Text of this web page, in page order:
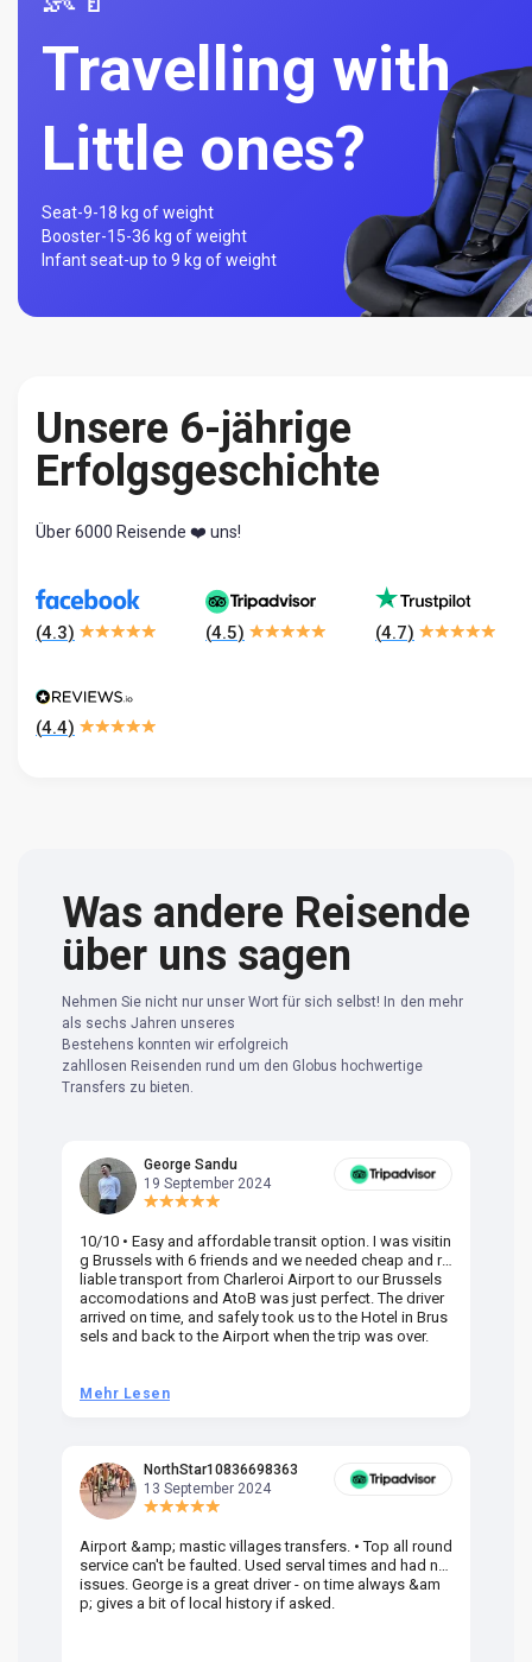
Travelling with
Little ones?
Seat-9-18 kg of weight
Booster-15-36 kg of weight
Infant seat-up to 9 kg of weight
Unsere 6-jährige
Erfolgsgeschichte
Über 6000 Reisende ❤️ uns!
(4.3) (4.5) (4.7)
(4.4)
Was andere Reisende
über uns sagen
Nehmen Sie nicht nur unser Wort für sich selbst! In den mehr
als sechs Jahren unseres
Bestehens konnten wir erfolgreich
zahllosen Reisenden rund um den Globus hochwertige
Transfers zu bieten.
George Sandu
19 September 2024
10/10 • Easy and affordable transit option. I was visitin
g Brussels with 6 friends and we needed cheap and re
liable transport from Charleroi Airport to our Brussels
accomodations and AtoB was just perfect. The driver
arrived on time, and safely took us to the Hotel in Brus
sels and back to the Airport when the trip was over.
Mehr Lesen
NorthStar10836698363
13 September 2024
Airport &amp; mastic villages transfers. • Top all round
service can't be faulted. Used serval times and had no
issues. George is a great driver - on time always &am
p; gives a bit of local history if asked.